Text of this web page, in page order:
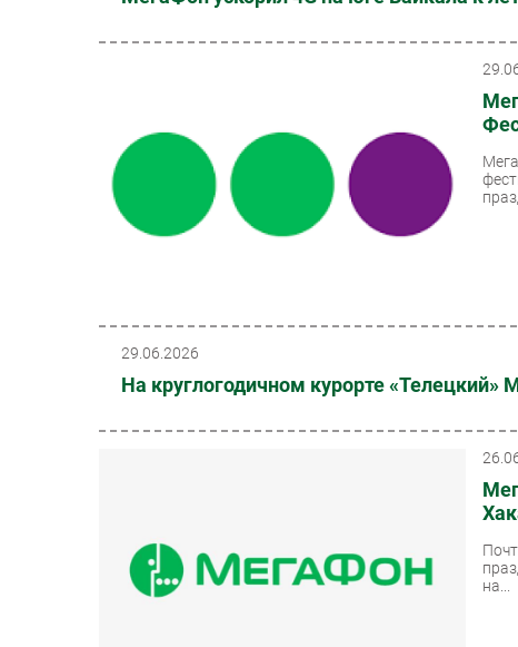
29.06.2026
На круглогодичном курорте «Телецкий»
на...